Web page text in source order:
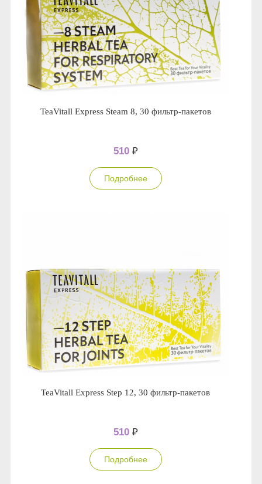
TeaVitall Express Steam 8, 30 фильтр-пакетов
510 ₽
Подробнее
TeaVitall Express Step 12, 30 фильтр-пакетов
510 ₽
Подробнее